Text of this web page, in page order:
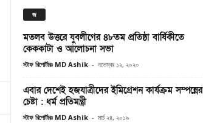
জ
মতলব উত্তরে যুবলীগের ৪৮তম প্রতিষ্ঠা বার্ষিকীতে
কেককাটা ও আলোচনা সভা
স্টাফ রিপোর্টারঃ MD Ashik - নভেম্বর ১২, ২০২০
এবার দেশেই হজযাত্রীদের ইমিগ্রেশন কার্যক্রম সম্পন্নের
চেষ্টা : ধর্ম প্রতিমন্ত্রী
স্টাফ রিপোর্টারঃ MD Ashik - মার্চ ২৪, ২০১৯